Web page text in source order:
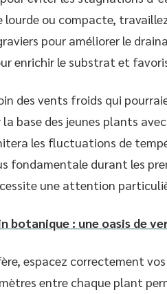
lourde ou compacte,
pour améliorer le
enrichir le substrat et
des vents froids qui
la base des jeunes plants
les fluctuations de
fondamentale durant les
une attention
botanique : une oasis de
espacez correctement
entre chaque plant